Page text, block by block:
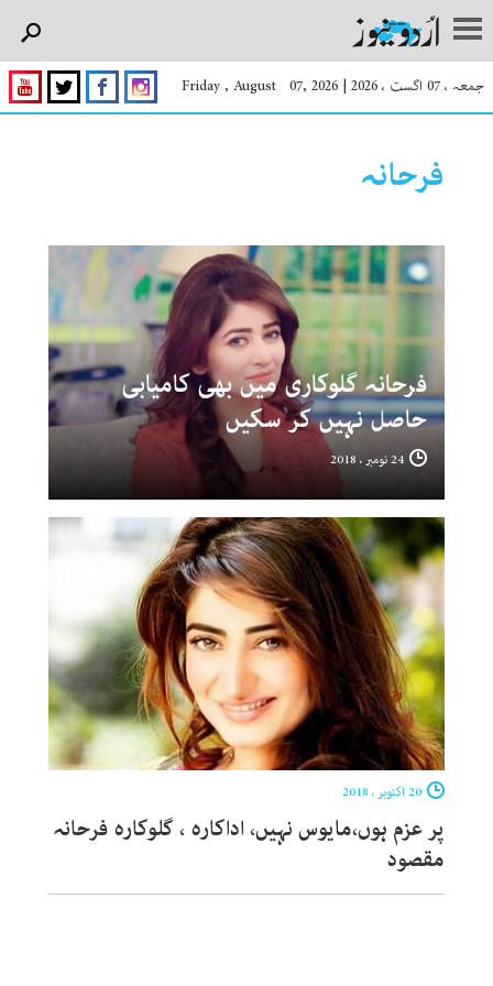
جمعہ ، 07 اگست ، 2026 |
Friday , August 07, 2026
فرحانہ
فرحانہ گلوکاری میں بھی کامیابی
حاصل نہیں کر سکیں
پر عزم ہوں،مایوس نہیں، اداکارہ ، گلوکارہ فرحانہ
مقصود